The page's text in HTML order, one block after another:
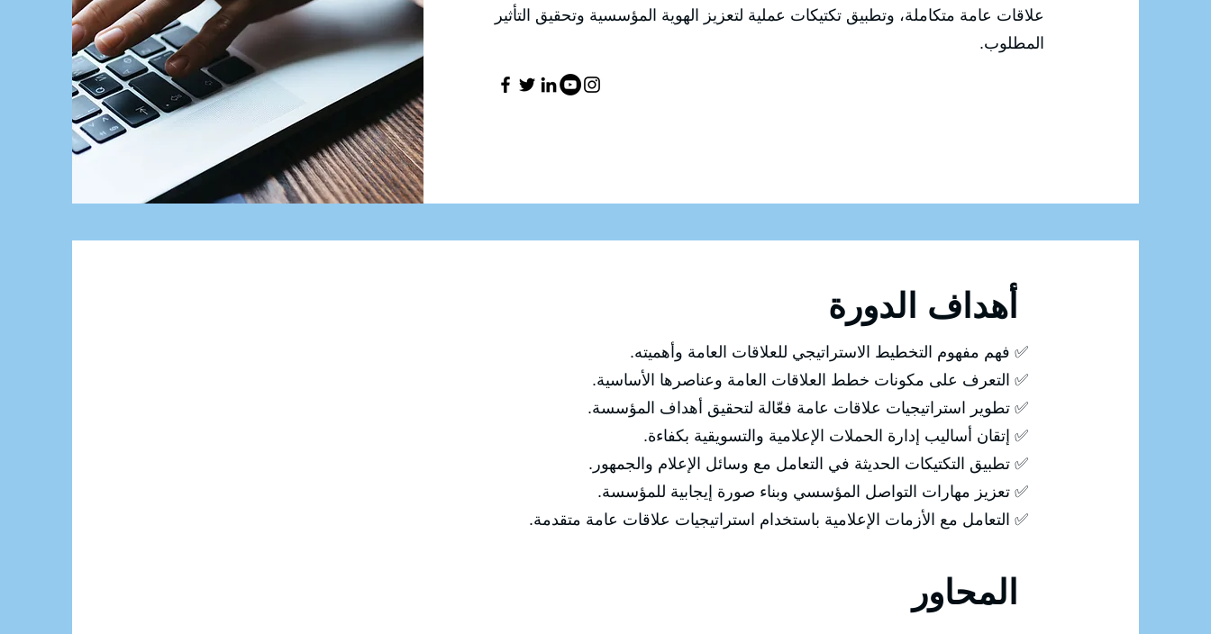
علاقات عامة متكاملة، وتطبيق تكتيكات عملية لتعزيز الهوية المؤسسية وتحقيق التأثير
المطلوب.
✅ فهم مفهوم التخطيط الاستراتيجي للعلاقات العامة وأهميته.
✅ التعرف على مكونات خطط العلاقات العامة وعناصرها الأساسية.
✅ تطوير استراتيجيات علاقات عامة فعّالة لتحقيق أهداف المؤسسة.
✅ إتقان أساليب إدارة الحملات الإعلامية والتسويقية بكفاءة.
✅ تطبيق التكتيكات الحديثة في التعامل مع وسائل الإعلام والجمهور.
✅ تعزيز مهارات التواصل المؤسسي وبناء صورة إيجابية للمؤسسة.
✅ التعامل مع الأزمات الإعلامية باستخدام استراتيجيات علاقات عامة متقدمة.